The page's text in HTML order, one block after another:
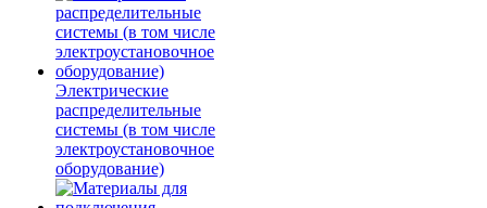
Электрические
распределительные
системы (в том числе
электроустановочное
оборудование)